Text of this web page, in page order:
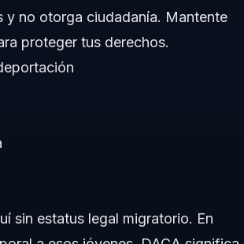
y no otorga ciudadanía. Mantente
proteger tus derechos.
sin estatus legal migratorio. En